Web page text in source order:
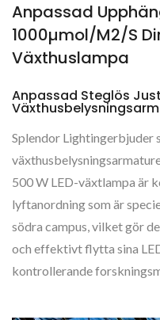
Anpassad
1000µmol/m2/s
Växthuslampa
Anpassad Steglös
Splendor Lightingerbjuder
500 W LED-växtlampa är
lyftanordning som är
södra campus, vilket gör
och effektivt flytta sina
kontrollerande